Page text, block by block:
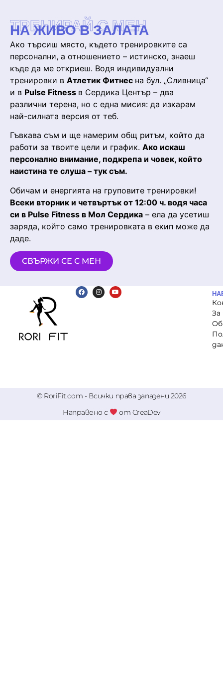
ТРЕНИРАЙ С МЕН
НА ЖИВО В ЗАЛАТА
Ако търсиш място, където тренировките са
персонални, а отношението – истинско, знаеш
къде да ме откриеш. Водя индивидуални
тренировки в Атлетик Фитнес на бул. „Сливница“
и в Pulse Fitness в Сердика Център – два
различни терена, но с една мисия: да изкарам
най-силната версия от теб.
Гъвкава съм и ще намерим общ ритъм, който да
работи за твоите цели и график. Ако искаш
персонално внимание, подкрепа и човек, който
наистина те слуша – тук съм.
Обичам и енергията на груповите тренировки!
Всеки вторник и четвъртък от 12:00 ч. водя часа
си в Pulse Fitness в Мол Сердика – ела да усетиш
заряда, който само тренировката в екип може да
даде.
СВЪРЖИ СЕ С МЕН
За
© RoriFit.com - Всички права запазени 2026
Направено с
от CreaDev